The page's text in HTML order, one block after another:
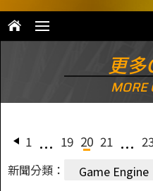
更多
MORE
1 19 20 21
新聞分類：
Game Engine